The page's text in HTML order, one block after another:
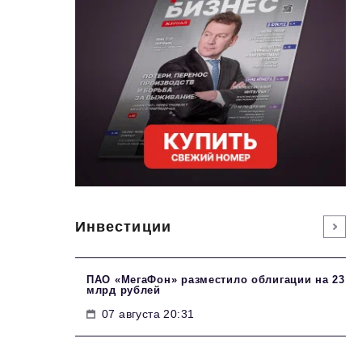
Инвестиции
ПАО «МегаФон» разместило облигации на 23
млрд рублей
07 августа 20:31